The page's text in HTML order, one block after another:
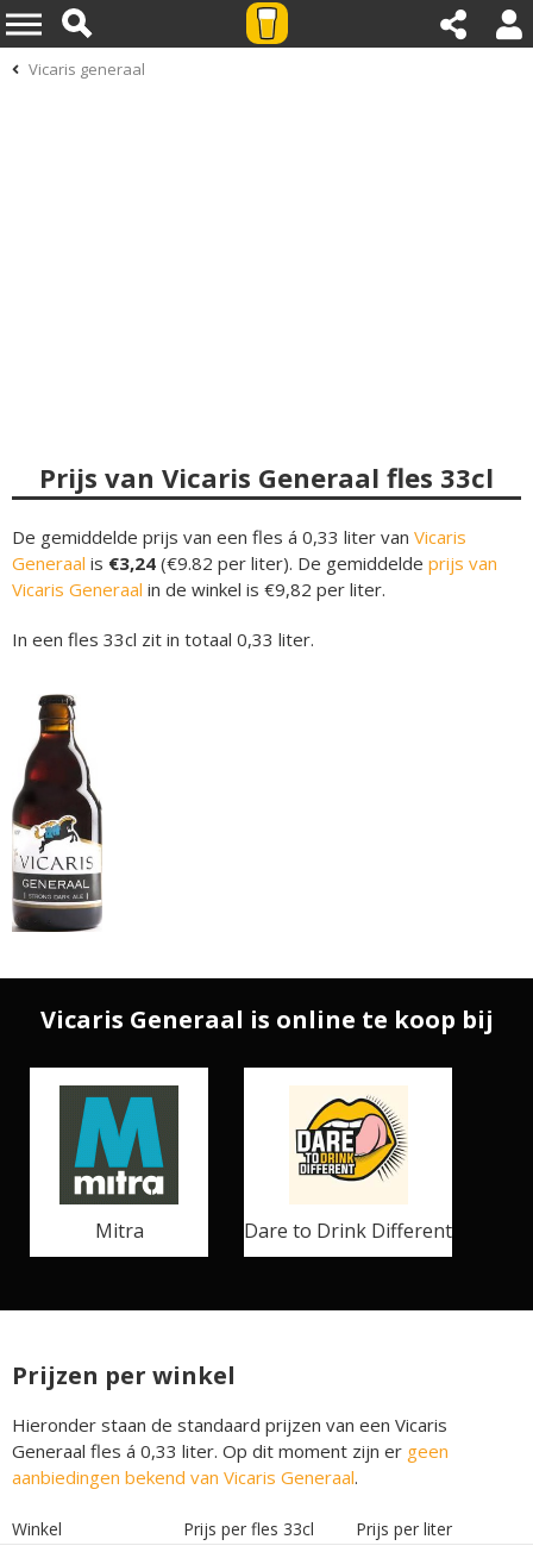
Vicaris generaal
Prijs van Vicaris Generaal fles 33cl
De gemiddelde prijs van een fles á 0,33 liter van Vicaris
Generaal is €3,24 (€9.82 per liter). De gemiddelde prijs van
Vicaris Generaal in de winkel is €9,82 per liter.
In een fles 33cl zit in totaal 0,33 liter.
Vicaris Generaal is online te koop bij
Mitra Dare to Drink Different
Prijzen per winkel
Hieronder staan de standaard prijzen van een Vicaris
Generaal fles á 0,33 liter. Op dit moment zijn er geen
aanbiedingen bekend van Vicaris Generaal.
Winkel Prijs per fles 33cl
Prijs per liter